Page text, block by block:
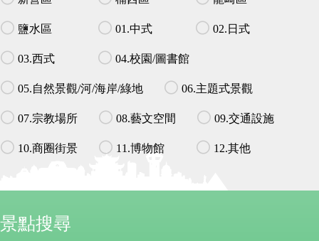
鹽水區 01.中式 02.日式
03.西式 04.校園/圖書館
05.自然景觀/河/海岸/綠地 06.主題式景觀
07.宗教場所 08.藝文空間 09.交通設施
10.商圈街景 11.博物館 12.其他
景點搜尋